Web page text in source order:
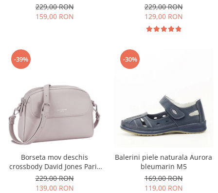
229,00 RON
159,00 RON
229,00 RON
129,00 RON
-39%
Borseta mov deschis
crossbody David Jones Paris
CM8330 15
229,00 RON
139,00 RON
-30%
Balerini piele naturala Aurora
bleumarin M5
169,00 RON
119,00 RON